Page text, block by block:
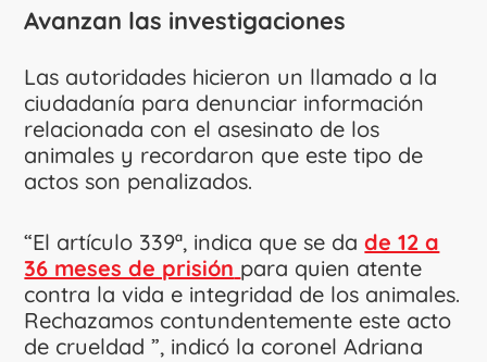
Avanzan las investigaciones
Las autoridades hicieron un llamado a la
ciudadanía para denunciar información
relacionada con el asesinato de los
animales y recordaron que este tipo de
actos son penalizados.
“El artículo 339ª, indica que se dade 12 a
36 meses de prisión para quien atente
contra la vida e integridad de los animales.
Rechazamos contundentemente este acto
de crueldad ”, indicó la coronel Adriana